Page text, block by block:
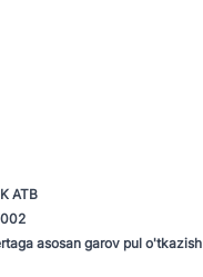
ATB
asosan garov pul o'tkazish